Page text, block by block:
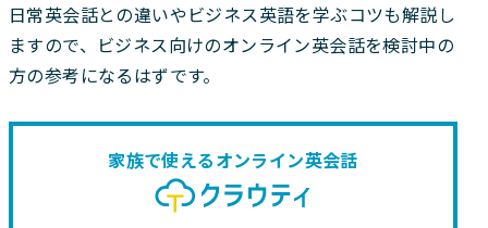
日常英会話との違いやビジネス英語を学ぶコツも解説し
ますので、ビジネス向けのオンライン英会話を検討中の
方の参考になるはずです。
家族で使えるオンライン英会話